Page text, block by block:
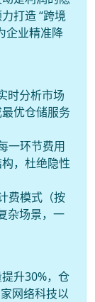
打造 “跨境
企业精准降
时分析市场
优仓储服务
一环节费用
，杜绝隐性
费模式（按
杂场景，一
升30%，仓
网络科技以